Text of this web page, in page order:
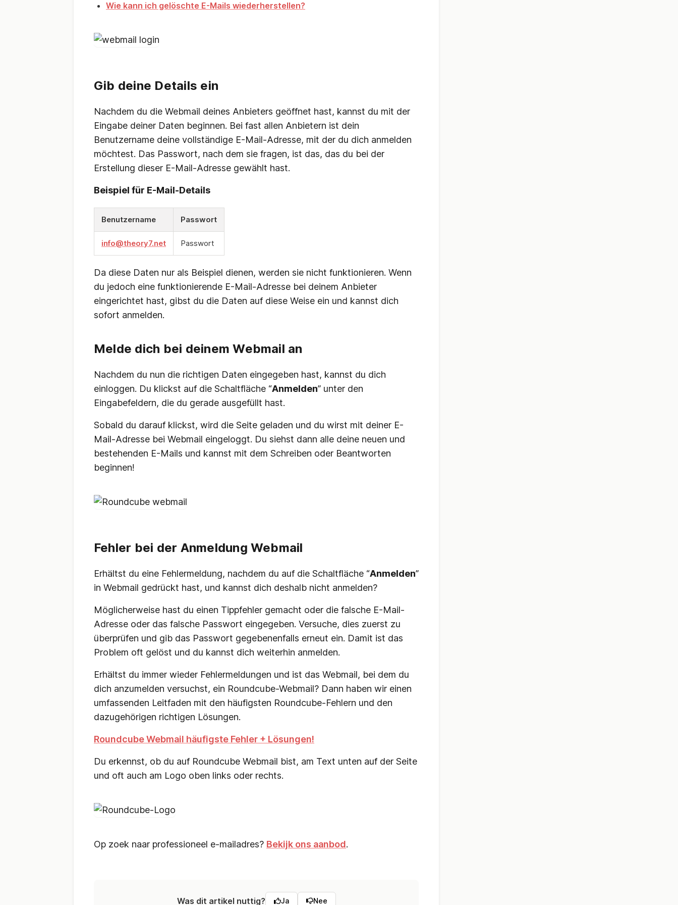
Wie kann ich gelöschte E-Mails wiederherstellen?
Gib deine Details ein
Nachdem du die Webmail deines Anbieters geöffnet hast, kannst du mit der
Eingabe deiner Daten beginnen. Bei fast allen Anbietern ist dein
Benutzername deine vollständige E-Mail-Adresse, mit der du dich anmelden
möchtest. Das Passwort, nach dem sie fragen, ist das, das du bei der
Erstellung dieser E-Mail-Adresse gewählt hast.
Beispiel für E-Mail-Details
Benutzername Passwort
info@theory7.net Passwort
Da diese Daten nur als Beispiel dienen, werden sie nicht funktionieren. Wenn
du jedoch eine funktionierende E-Mail-Adresse bei deinem Anbieter
eingerichtet hast, gibst du die Daten auf diese Weise ein und kannst dich
sofort anmelden.
Melde dich bei deinem Webmail an
Nachdem du nun die richtigen Daten eingegeben hast, kannst du dich
einloggen. Du klickst auf die Schaltfläche “Anmelden” unter den
Eingabefeldern, die du gerade ausgefüllt hast.
Sobald du darauf klickst, wird die Seite geladen und du wirst mit deiner E-
Mail-Adresse bei Webmail eingeloggt. Du siehst dann alle deine neuen und
bestehenden E-Mails und kannst mit dem Schreiben oder Beantworten
beginnen!
Fehler bei der Anmeldung Webmail
Erhältst du eine Fehlermeldung, nachdem du auf die Schaltfläche “Anmelden”
in Webmail gedrückt hast, und kannst dich deshalb nicht anmelden?
Möglicherweise hast du einen Tippfehler gemacht oder die falsche E-Mail-
Adresse oder das falsche Passwort eingegeben. Versuche, dies zuerst zu
überprüfen und gib das Passwort gegebenenfalls erneut ein. Damit ist das
Problem oft gelöst und du kannst dich weiterhin anmelden.
Erhältst du immer wieder Fehlermeldungen und ist das Webmail, bei dem du
dich anzumelden versuchst, ein Roundcube-Webmail? Dann haben wir einen
umfassenden Leitfaden mit den häufigsten Roundcube-Fehlern und den
dazugehörigen richtigen Lösungen.
Roundcube Webmail häufigste Fehler + Lösungen!
Du erkennst, ob du auf Roundcube Webmail bist, am Text unten auf der Seite
und oft auch am Logo oben links oder rechts.
Op zoek naar professioneel e-mailadres? Bekijk ons aanbod.
Was dit artikel nuttig? Ja Nee